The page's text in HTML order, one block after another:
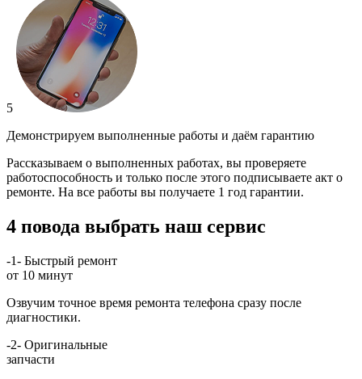
5
Демонстрируем выполненные работы и даём гарантию
Рассказываем о выполненных работах, вы проверяете
работоспособность и только после этого подписываете акт о
ремонте. На все работы вы получаете 1 год гарантии.
4 повода выбрать наш сервис
-1- Быстрый ремонт
от 10 минут
Озвучим точное время ремонта телефона сразу после
диагностики.
-2- Оригинальные
запчасти